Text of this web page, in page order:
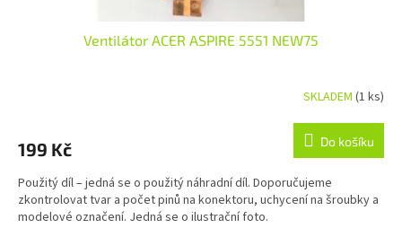
Ventilátor ACER ASPIRE 5551 NEW75
SKLADEM (1 ks)
199 Kč Do košíku
Použitý díl – jedná se o použitý náhradní díl. Doporučujeme
zkontrolovat tvar a počet pinů na konektoru, uchycení na šroubky a
modelové označení. Jedná se o ilustrační foto.